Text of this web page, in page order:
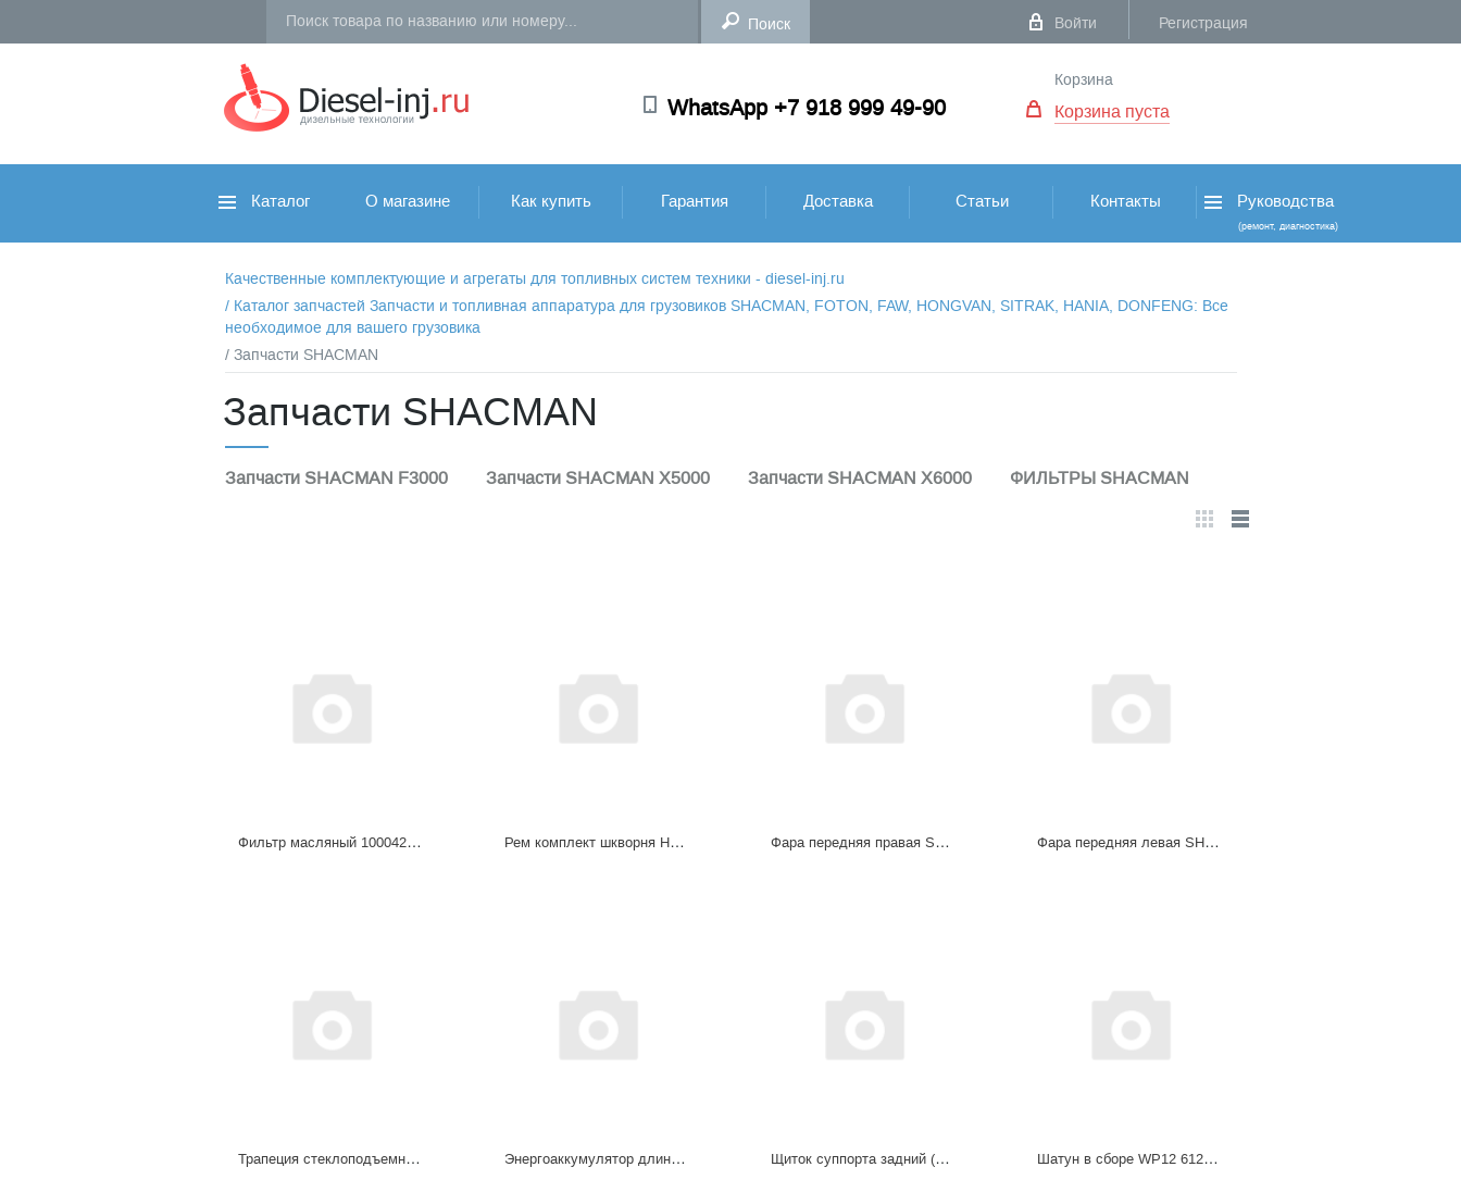
Войти Регистрация
WhatsApp +7 918 999 49-90
Корзина
Корзина пуста
Каталог О магазине Как купить Гарантия Доставка Статьи Контакты Руководства
(ремонт, диагностика)
Качественные комплектующие и агрегаты для топливных систем техники - diesel-inj.ru
/ Каталог запчастей Запчасти и топливная аппаратура для грузовиков SHACMAN, FOTON, FAW, HONGVAN, SITRAK, HANIA, DONFENG: Все
необходимое для вашего грузовика
/ Запчасти SHACMAN
Запчасти SHACMAN
Запчасти SHACMAN F3000 Запчасти SHACMAN X5000 Запчасти SHACMAN X6000 ФИЛЬТРЫ SHACMAN
Фильтр масляный 1000428205А Рем комплект шкворня HD90009411198 Фара передняя правая SHAANXI Х3000 DZ96189722020 Фара передняя левая SHAANXI Х3000 DZ96189722110
Трапеция стеклоподъемника H4525010001AO Энергоаккумулятор длинный шток Ф22 F3000 (универсальные) 81.50410.6609 Щиток суппорта задний (из 2-х частей) Шанкси DZ9112340012/13 Шатун в сборе WP12 612630020004